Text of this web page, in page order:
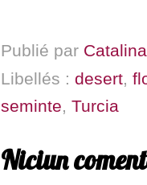
Publié par Catalina
Libellés : desert,
seminte, Turcia
Niciun